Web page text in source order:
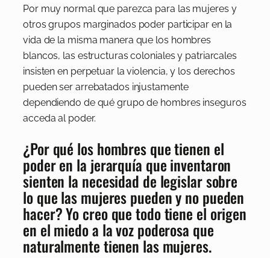
Por muy normal que parezca para las mujeres y
otros grupos marginados poder participar en la
vida de la misma manera que los hombres
blancos, las estructuras coloniales y patriarcales
insisten en perpetuar la violencia, y los derechos
pueden ser arrebatados injustamente
dependiendo de qué grupo de hombres inseguros
acceda al poder.
¿Por qué los hombres que tienen el
poder en la jerarquía que inventaron
sienten la necesidad de legislar sobre
lo que las mujeres pueden y no pueden
hacer? Yo creo que todo tiene el origen
en el miedo a la voz poderosa que
naturalmente tienen las mujeres.